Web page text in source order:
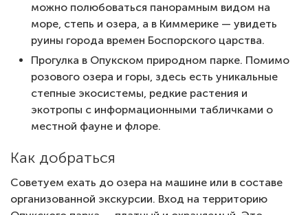
можно полюбоваться панорамным видом на
море, степь и озера, а в Киммерике — увидеть
руины города времен Боспорского царства.
Прогулка в Опукском природном парке. Помимо
розового озера и горы, здесь есть уникальные
степные экосистемы, редкие растения и
экотропы с информационными табличками о
местной фауне и флоре.
Как добраться
Советуем ехать до озера на машине или в составе
организованной экскурсии. Вход на территорию